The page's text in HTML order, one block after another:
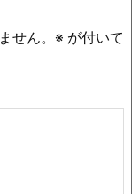
せん。 ※ が付いて